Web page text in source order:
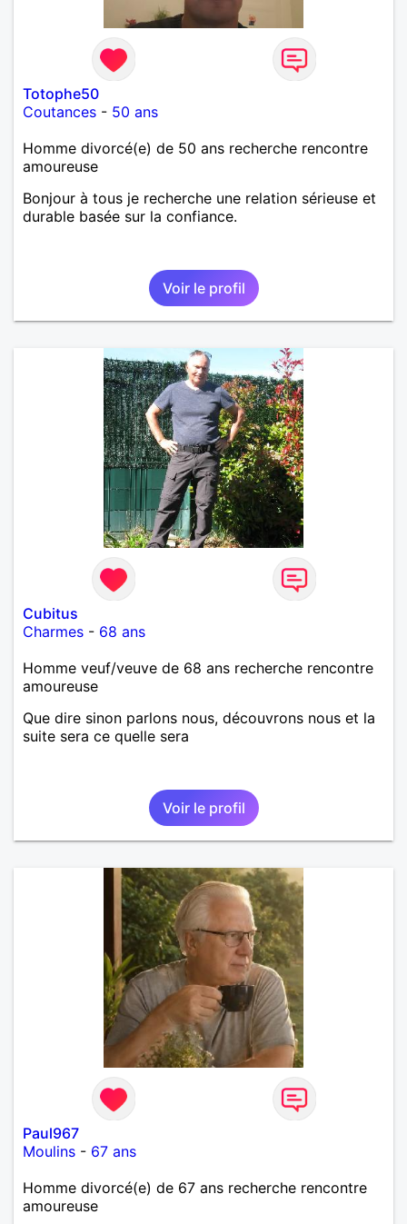
Totophe50
Coutances - 50 ans
Homme divorcé(e) de 50 ans recherche rencontre
amoureuse
Bonjour à tous je recherche une relation sérieuse et
durable basée sur la confiance.
Voir le profil
Cubitus
Charmes - 68 ans
Homme veuf/veuve de 68 ans recherche rencontre
amoureuse
Que dire sinon parlons nous, découvrons nous et la
suite sera ce quelle sera
Voir le profil
Paul967
Moulins - 67 ans
Homme divorcé(e) de 67 ans recherche rencontre
amoureuse